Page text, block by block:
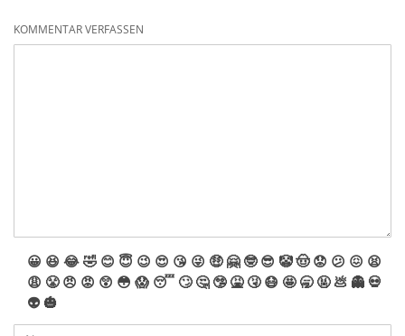
KOMMENTAR VERFASSEN
😀 😆 😂🤣 😊 😇 😉 😍 😘 😜 🤑 🤗 🤓 😎 🤡🤠 😟 😕 😖 😫
😩 😤 😠 😡 😲 😳 😱 😴 🙄 🤔 🤥 🤮 🤧 😷 🤩 🥱 🤬 💩 👻 💀
👽 🎃